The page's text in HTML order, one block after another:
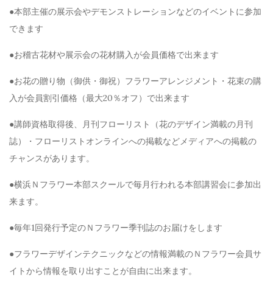
●本部主催の展示会やデモンストレーションなどのイベントに参加
できます
●お稽古花材や展示会の花材購入が会員価格で出来ます
●お花の贈り物（御供・御祝）フラワーアレンジメント・花束の購
入が会員割引価格（最大20％オフ）で出来ます
●講師資格取得後、月刊フローリスト（花のデザイン満載の月刊
誌）・フローリストオンラインへの掲載などメディアへの掲載の
チャンスがあります。
●横浜Ｎフラワー本部スクールで毎月行われる本部講習会に参加出
来ます。
●毎年1回発行予定のＮフラワー季刊誌のお届けをします
●フラワーデザインテクニックなどの情報満載のＮフラワー会員サ
イトから情報を取り出すことが自由に出来ます。